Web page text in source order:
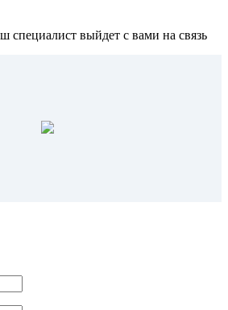
специалист выйдет с вами на связь